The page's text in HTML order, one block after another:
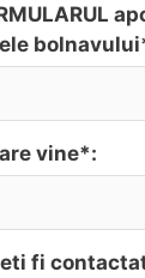
vine*:
fi